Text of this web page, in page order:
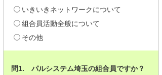
いきいきネットワークについて
組合員活動全般について
その他
問1. パルシステム埼玉の組合員ですか？